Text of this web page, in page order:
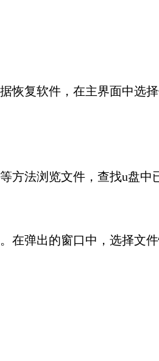
恢复软件，在主界面中选
方法浏览文件，查找u盘中
在弹出的窗口中，选择文